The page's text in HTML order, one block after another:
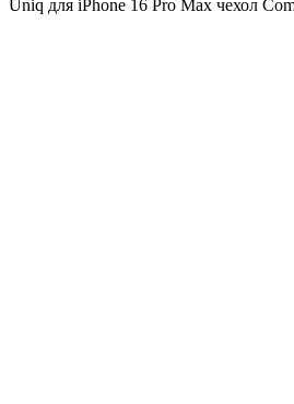
Uniq для iPhone 16 Pro Max чехол